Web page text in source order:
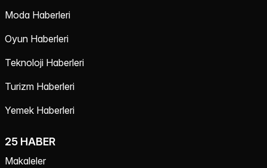
Moda Haberleri
Oyun Haberleri
Teknoloji Haberleri
Turizm Haberleri
Yemek Haberleri
25 HABER
Makaleler